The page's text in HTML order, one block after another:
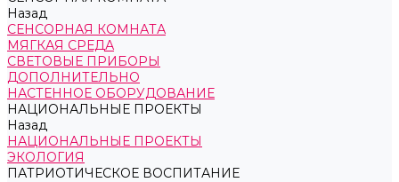
Назад
СЕНСОРНАЯ КОМНАТА
МЯГКАЯ СРЕДА
СВЕТОВЫЕ ПРИБОРЫ
ДОПОЛНИТЕЛЬНО
НАСТЕННОЕ ОБОРУДОВАНИЕ
НАЦИОНАЛЬНЫЕ ПРОЕКТЫ
Назад
НАЦИОНАЛЬНЫЕ ПРОЕКТЫ
ЭКОЛОГИЯ
ПАТРИОТИЧЕСКОЕ ВОСПИТАНИЕ